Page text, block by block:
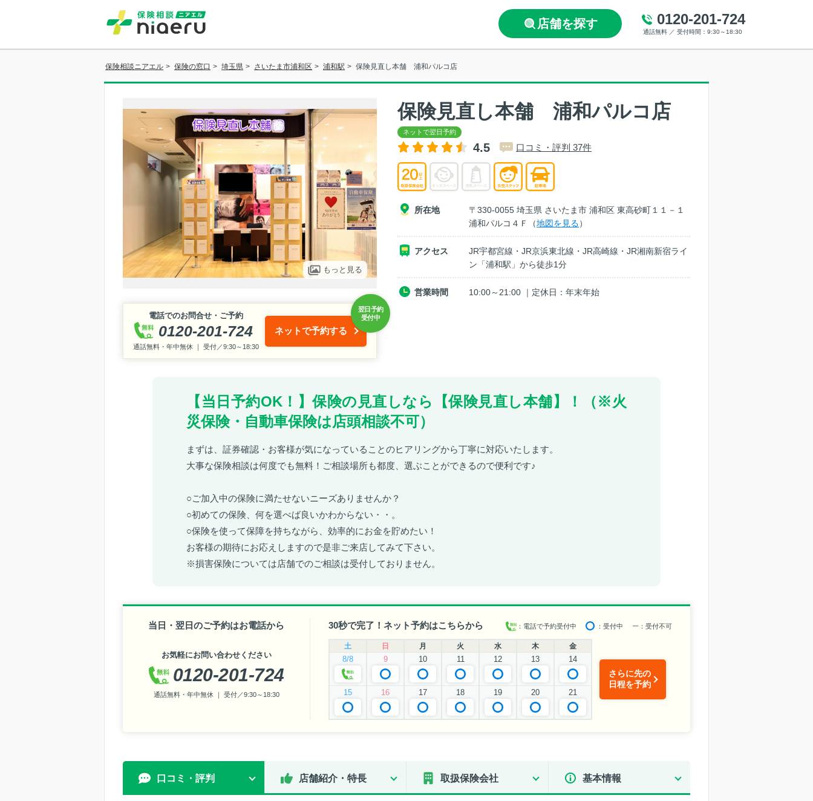
店舗を探す 0120-201-724
通話無料 ／ 受付時間：9:30～18:30
保険相談ニアエル > 保険の窓口 > 埼玉県 > さいたま市浦和区 > 浦和駅 > 保険見直し本舗 浦和パルコ店
もっと見る
電話でのお問合せ・ご予約
0120-201-724
通話無料・年中無休 ｜ 受付／9:30～18:30
ネットで予約する
保険見直し本舗 浦和パルコ店
4.5 口コミ・評判 37件
所在地
〒330-0055 埼玉県 さいたま市 浦和区 東高砂町１１－１
浦和パルコ４Ｆ（地図を見る）
アクセス
JR宇都宮線・JR京浜東北線・JR高崎線・JR湘南新宿ライ
ン「浦和駅」から徒歩1分
営業時間 10:00～21:00 ｜定休日：年末年始
【当日予約OK！】保険の見直しなら【保険見直し本舗】！（※火
災保険・自動車保険は店頭相談不可）
まずは、証券確認・お客様が気になっていることのヒアリングから丁寧に対応いたします。
大事な保険相談は何度でも無料！ご相談場所も都度、選ぶことができるので便利です♪
○ご加入中の保険に満たせないニーズありませんか？
○初めての保険、何を選べば良いかわからない・・。
○保険を使って保障を持ちながら、効率的にお金を貯めたい！
お客様の期待にお応えしますので是非ご来店してみて下さい。
※損害保険については店舗でのご相談は受付しておりません。
当日・翌日のご予約はお電話から
お気軽にお問い合わせください
0120-201-724
通話無料・年中無休 ｜ 受付／9:30～18:30
30秒で完了！ネット予約はこちらから ：電話で予約受付中 ：受付中 ー ：受付不可
土 日 月 火 水 木 金
8/8 9 10 11 12 13 14
15 16 17 18 19 20 21
さらに先の
日程を予約
口コミ・評判 店舗紹介・特長 取扱保険会社 基本情報